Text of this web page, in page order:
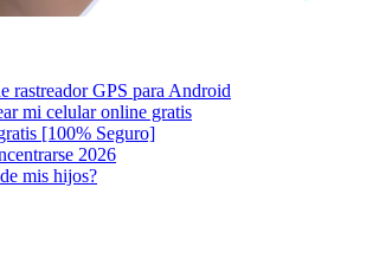
rastreador GPS para Android
mi celular online gratis
[100% Seguro]
2026
mis hijos?